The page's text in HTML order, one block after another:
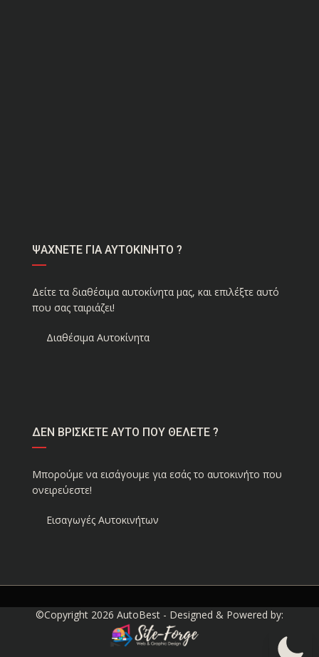
ΨΑΧΝΕΤΕ ΓΙΑ ΑΥΤΟΚΙΝΗΤΟ ?
Δείτε τα διαθέσιμα αυτοκίνητα μας, και επιλέξτε αυτό
που σας ταιριάζει!
Διαθέσιμα Αυτοκίνητα
ΔΕΝ ΒΡΙΣΚΕΤΕ ΑΥΤΟ ΠΟΥ ΘΕΛΕΤΕ ?
Μπορούμε να εισάγουμε για εσάς το αυτοκινήτο που
ονειρεύεστε!
Εισαγωγές Αυτοκινήτων
©Copyright 2026 AutoBest - Designed & Powered by: